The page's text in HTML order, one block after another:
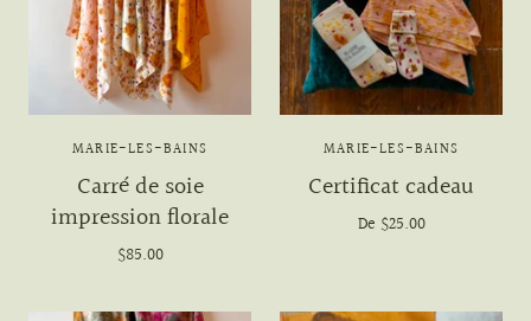
MARIE-LES-BAINS
Carré de soie
impression florale
$85.00
MARIE-LES-BAINS
Certificat cadeau
De $25.00